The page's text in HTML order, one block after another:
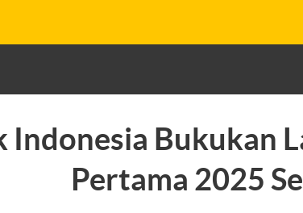
Indonesia Bukukan
Pertama 2025